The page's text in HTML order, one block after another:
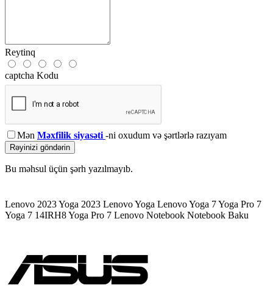
Reytinq
captcha Kodu
Mən Məxfilik siyasəti -ni oxudum və şərtlərlə razıyam
Rəyinizi göndərin
Bu məhsul üçün şərh yazılmayıb.
Lenovo 2023Yoga 2023 Lenovo Yoga Lenovo Yoga 7Yoga Pro 7
Yoga 7 14IRH8Yoga Pro 7 Lenovo Notebook Notebook Baku